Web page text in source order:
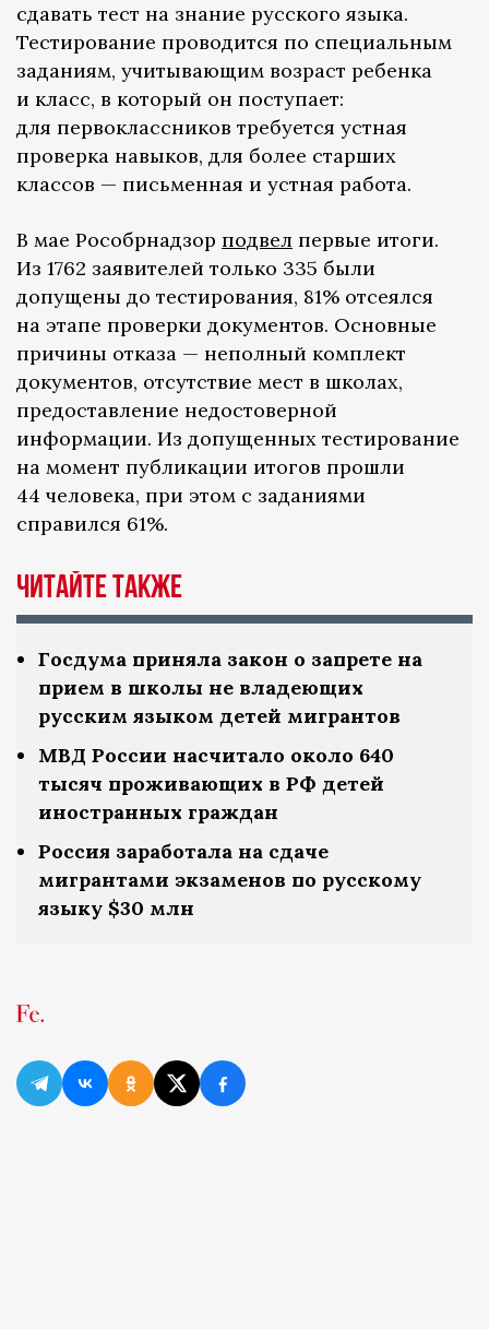
сдавать тест на знание русского языка.
Тестирование проводится по специальным
заданиям, учитывающим возраст ребенка
и класс, в который он поступает:
для первоклассников требуется устная
проверка навыков, для более старших
классов — письменная и устная работа.
В мае Рособрнадзор подвел первые итоги.
Из 1762 заявителей только 335 были
допущены до тестирования, 81% отсеялся
на этапе проверки документов. Основные
причины отказа — неполный комплект
документов, отсутствие мест в школах,
предоставление недостоверной
информации. Из допущенных тестирование
на момент публикации итогов прошли
44 человека, при этом с заданиями
справился 61%.
Читайте также
Госдума приняла закон о запрете на
прием в школы не владеющих
русским языком детей мигрантов
МВД России насчитало около 640
тысяч проживающих в РФ детей
иностранных граждан
Россия заработала на сдаче
мигрантами экзаменов по русскому
языку $30 млн